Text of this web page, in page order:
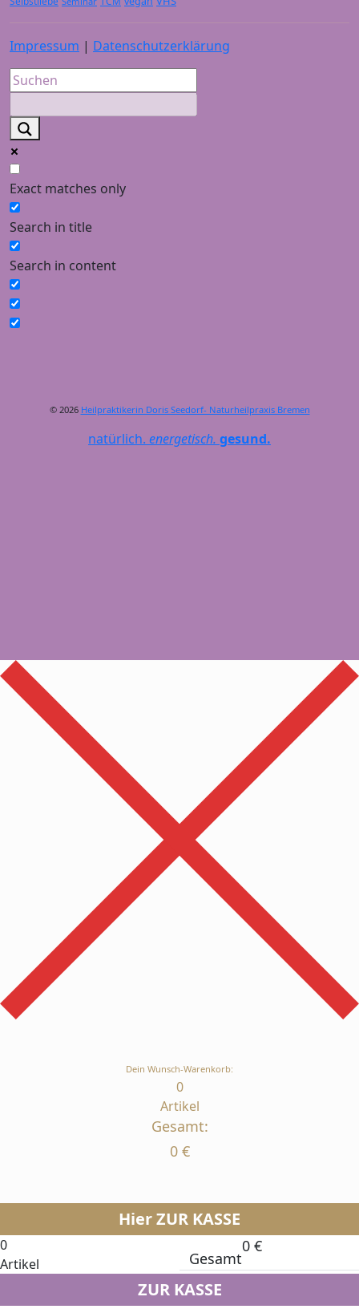
Impressum | Datenschutzerklärung
Exact matches only
Search in title
Search in content
© 2026 Heilpraktikerin Doris Seedorf- Naturheilpraxis Bremen
natürlich. energetisch. gesund.
Dein Wunsch-Warenkorb:
0
Artikel
Gesamt:
0 €
Hier ZUR KASSE
0
Artikel
Gesamt
0 €
ZUR KASSE